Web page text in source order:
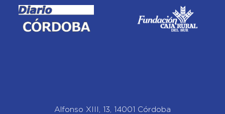
Alfonso XIII, 13, 14001 Córdoba